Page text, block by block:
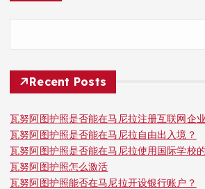
Recent Posts
瓦努阿图护照是否能在马尼拉注册互联网企
瓦努阿图护照是否能在马尼拉自由出入境？
瓦努阿图护照是否能在马尼拉使用国际学校
瓦努阿图护照怎么激活
瓦努阿图护照能否在马尼拉开设银行账户？